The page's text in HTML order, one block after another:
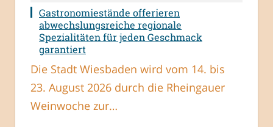
Gastronomiestände offerieren
abwechslungsreiche regionale
Spezialitäten für jeden Geschmack
garantiert
Die Stadt Wiesbaden wird vom 14. bis
23. August 2026 durch die Rheingauer
Weinwoche zur…